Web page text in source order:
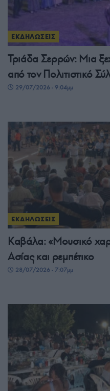
ΕΚΔΗΛΩΣΕΙΣ
Τριάδα Σερρών: Μια
από τον Πολιτιστικό
29/07/2026 - 9:04μμ
ΕΚΔΗΛΩΣΕΙΣ
Καβάλα: «Μουσικό
Ασίας και ρεμπέτικο
28/07/2026 - 7:07μμ